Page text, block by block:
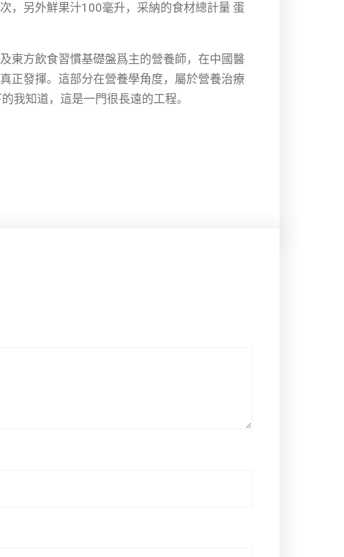
，另外鮮果汁100毫升，采納的食材總計量 蛋
東方飲食習慣基礎盤爲主的營養師，在中國醫
正發揮。這部分在營養學角度，屬於營養治療
我知道，這是一門很長遠的工程。